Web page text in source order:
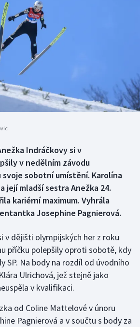
Indráčkovy si v
v nedělním závodu
sobotní umístění. Karolína
její mladší sestra Anežka 24.
kariérní maximum. Vyhrála
Josephine Pagnierová.
v dějišti olympijských her z roku
příčku polepšily oproti sobotě, kdy
SP. Na body na rozdíl od úvodního
Ulrichová, jež stejně jako
v kvalifikaci.
od Coline Mattelové v únoru
Pagnierová a v součtu s body za